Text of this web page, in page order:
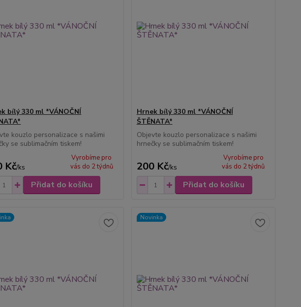
bílý 330 ml *VÁNOČNÍ
kouzlo personalizace s našimi
se sublimačním tiskem!
Kč/ks
Vyrobíme pro
vás do 2 týdnů
Přidat do košíku
Hrnek bílý 330 ml *VÁNOČNÍ
ŠTĚNATA*
Objevte kouzlo personalizace s našimi
hrnečky se sublimačním tiskem!
200 Kč/ks
Vyrobíme pro
vás do 2 týdnů
Přidat do košíku
Novinka